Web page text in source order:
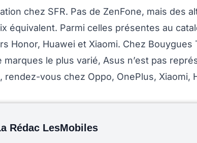
chez SFR. Pas de ZenFone, mais des
équivalent. Parmi celles présentes au
Honor, Huawei et Xiaomi. Chez
marques le plus varié, Asus n’est pas
rendez-vous chez Oppo, OnePlus, Xiaomi,
Rédac LesMobiles